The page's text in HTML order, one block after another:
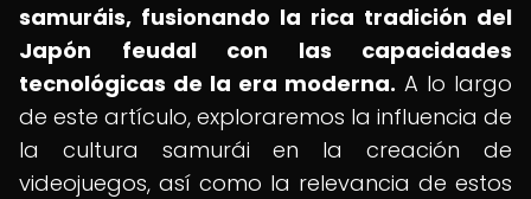
samuráis, fusionando la rica tradición del
Japón feudal con las capacidades
tecnológicas de la era moderna. A lo largo
de este artículo, exploraremos la influencia de
la cultura samurái en la creación de
videojuegos, así como la relevancia de estos